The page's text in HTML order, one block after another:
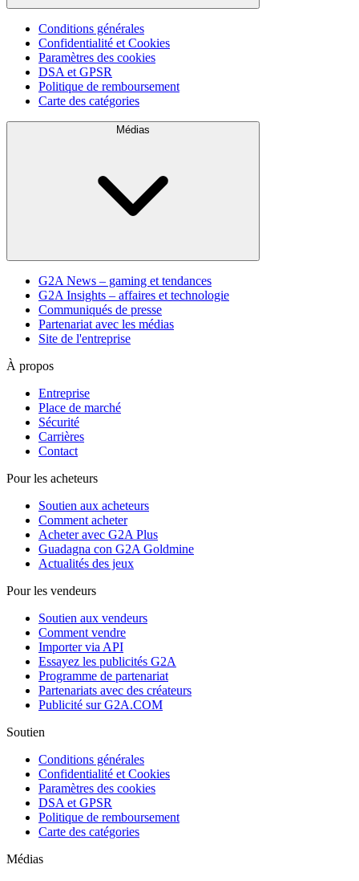
Conditions générales
Confidentialité et Cookies
Paramètres des cookies
DSA et GPSR
Politique de remboursement
Carte des catégories
Médias
G2A News – gaming et tendances
G2A Insights – affaires et technologie
Communiqués de presse
Partenariat avec les médias
Site de l'entreprise
À propos
Entreprise
Place de marché
Sécurité
Carrières
Contact
Pour les acheteurs
Soutien aux acheteurs
Comment acheter
Acheter avec G2A Plus
Guadagna con G2A Goldmine
Actualités des jeux
Pour les vendeurs
Soutien aux vendeurs
Comment vendre
Importer via API
Essayez les publicités G2A
Programme de partenariat
Partenariats avec des créateurs
Publicité sur G2A.COM
Soutien
Conditions générales
Confidentialité et Cookies
Paramètres des cookies
DSA et GPSR
Politique de remboursement
Carte des catégories
Médias